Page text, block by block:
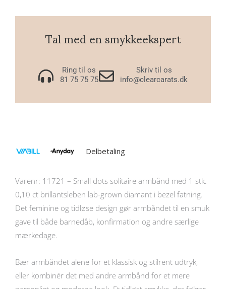
Tal med en smykkeekspert
Ring til os
81 75 75 75
Skriv til os
info@clearcarats.dk
Delbetaling
Varenr: 11721 – Small dots solitaire armbånd med 1 stk.
0,10 ct brillantsleben lab-grown diamant i bezel fatning.
Det feminine og tidløse design gør armbåndet til en smuk
gave til både barnedåb, konfirmation og andre særlige
mærkedage.
Bær armbåndet alene for et klassisk og stilrent udtryk,
eller kombinér det med andre armbånd for et mere